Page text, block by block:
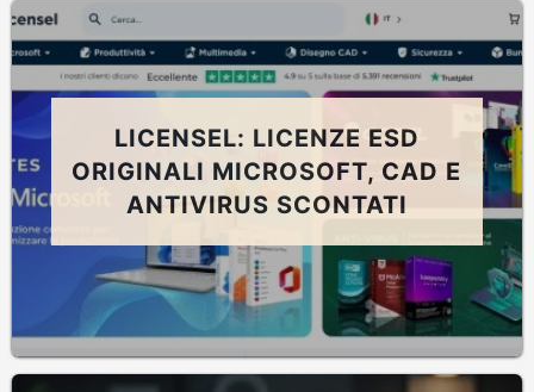
LICENSEL: LICENZE ESD
ORIGINALI MICROSOFT, CAD E
ANTIVIRUS SCONTATI